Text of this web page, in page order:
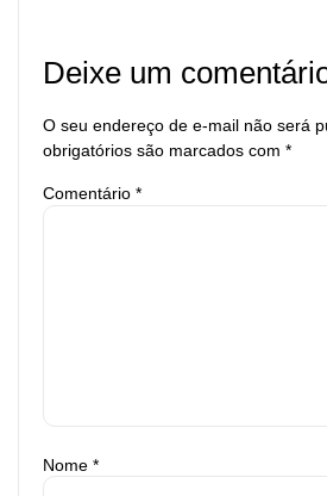
Deixe um
O seu endereço de e-mail não será
obrigatórios são marcados com *
Comentário *
Nome *